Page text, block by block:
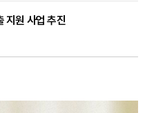
지원 사업 추진